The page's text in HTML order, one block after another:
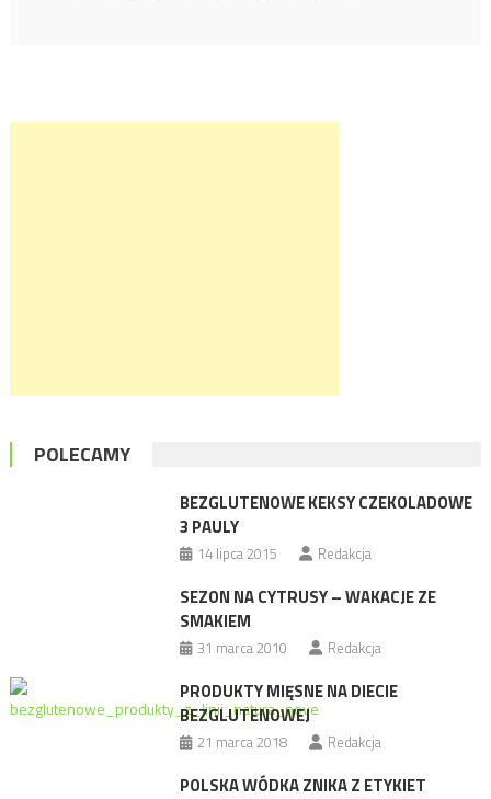
POLECAMY
BEZGLUTENOWE KEKSY CZEKOLADOWE
3 PAULY
14 lipca 2015 Redakcja
SEZON NA CYTRUSY – WAKACJE ZE
SMAKIEM
31 marca 2010 Redakcja
PRODUKTY MIĘSNE NA DIECIE
BEZGLUTENOWEJ
21 marca 2018 Redakcja
POLSKA WÓDKA ZNIKA Z ETYKIET